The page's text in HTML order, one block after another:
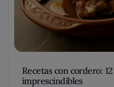
Recetas con cordero:
imprescindibles